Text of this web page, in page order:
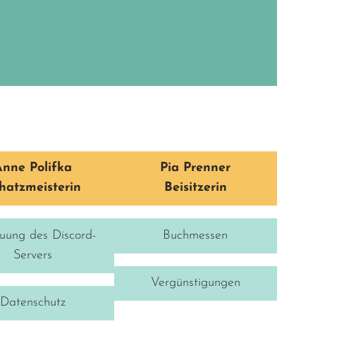
Polifka
des Discord-
Servers
Datenschutz
Pia Prenner
Beisitzerin
Buchmessen
Vergünstigungen